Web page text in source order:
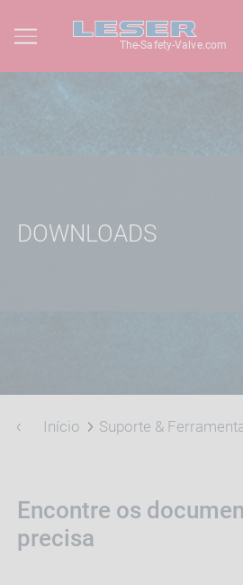
The-Safety-Valve.com
DOWNLOADS
Início Suporte &
Encontre os
precisa